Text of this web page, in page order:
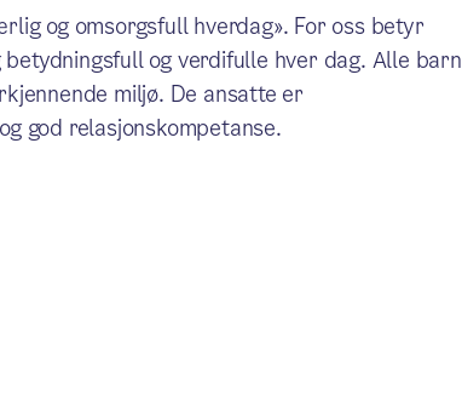
og omsorgsfull hverdag». For oss betyr
og verdifulle hver dag. Alle barn
miljø. De ansatte er
god relasjonskompetanse.